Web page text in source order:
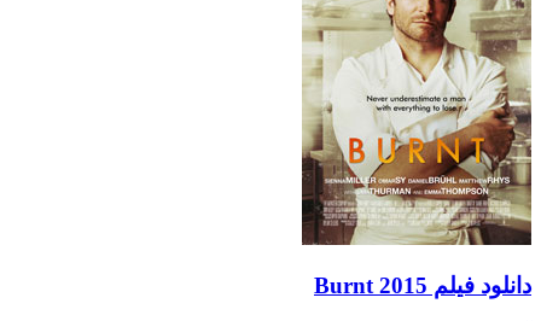
دانلود فیلم Burnt 2015